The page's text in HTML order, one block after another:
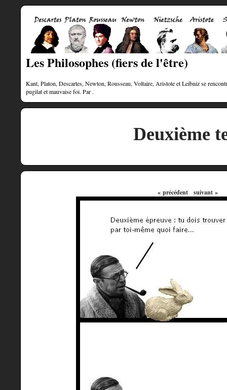
Les Philosophes (fiers de l'être)
Kant, Platon, Descartes, Newton, Rousseau, Voltaire, Aristote et Leibniz se
pugilat et mauvaise foi. Par .
Deuxième
« précédent suivant »